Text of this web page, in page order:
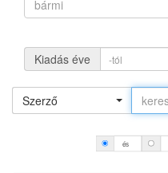
bármi
Kiadás éve
Szerző
és